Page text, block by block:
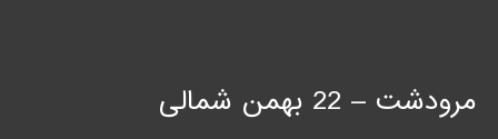
مرودشت – 22 بهمن شمالی